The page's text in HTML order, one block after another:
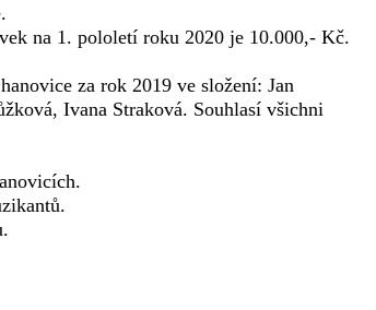
na 1. pololetí roku 2020 je 10.000,- Kč.
za rok 2019 ve složení: Jan
Ivana Straková. Souhlasí všichni